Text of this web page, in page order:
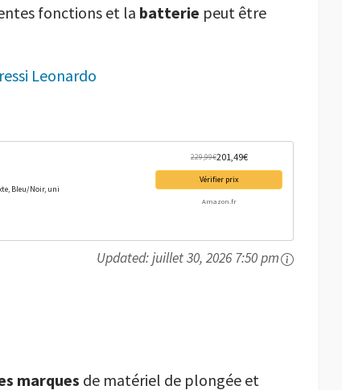
fonctions et la batterie peut être
Leonardo
Bleu/Noir, uni
229,99€201,49€
Vérifier prix
Amazon.fr
Updated:juillet 30, 2026 7:50 pm
marques de matériel de plongée et